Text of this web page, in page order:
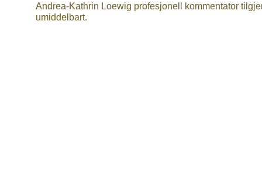
Andrea-Kathrin Loewig profesjonell kommentator
umiddelbart.